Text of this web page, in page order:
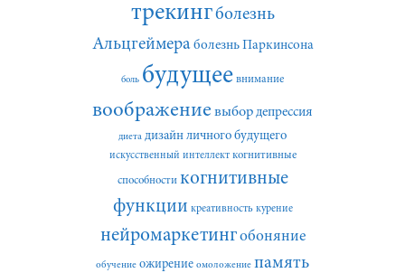
трекингболезнь
Альцгеймера болезнь Паркинсона
боль будущее внимание
воображение выбор депрессия
диета дизайн личного будущего
искусственный интеллект когнитивные
способности когнитивные
функции креативность курение
нейромаркетингобоняние
обучение ожирение омоложение память